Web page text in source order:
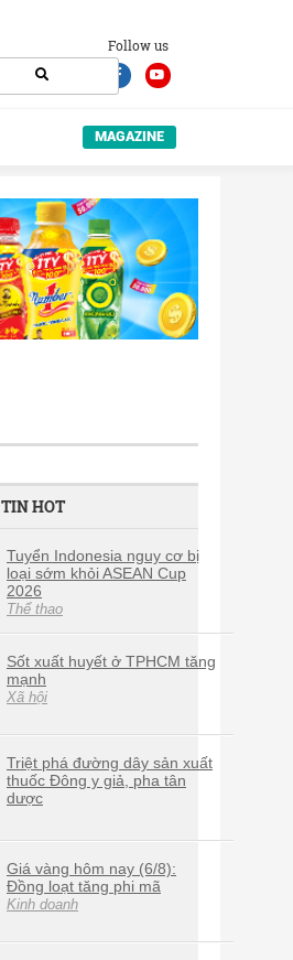
Follow us
MAGAZINE
TIN HOT
Tuyển Indonesia nguy cơ bị
loại sớm khỏi ASEAN Cup
2026
Thể thao
Sốt xuất huyết ở TPHCM tăng
mạnh
Xã hội
Triệt phá đường dây sản xuất
thuốc Đông y giả, pha tân
dược
Giá vàng hôm nay (6/8):
Đồng loạt tăng phi mã
Kinh doanh